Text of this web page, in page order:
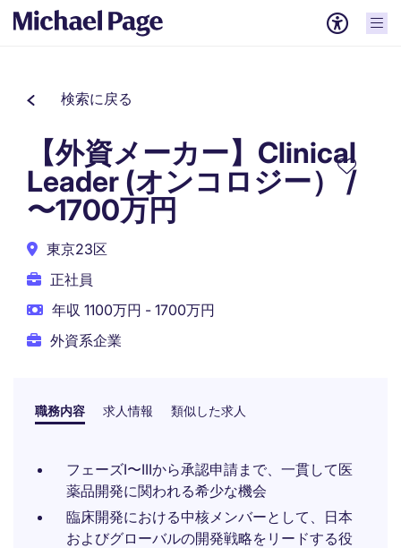
検索に戻る
【外資メーカー】Clinical
Leader (オンコロジー） /
〜1700万円
東京23区
正社員
年収 1100万円 - 1700万円
外資系企業
職務内容 求人情報 類似した求人
フェーズI〜IIIから承認申請まで、一貫して医
薬品開発に関われる希少な機会
臨床開発における中核メンバーとして、日本
およびグローバルの開発戦略をリードする役